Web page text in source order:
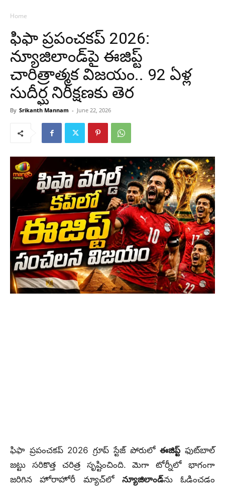
Home
ఫిఫా ప్రపంచకప్‌ 2026:
న్యూజిలాండ్‌పై ఈజిప్ట్
చారిత్రాత్మక విజయం.. 92 ఏళ్ల
సుదీర్ఘ నిరీక్షణకు తెర
By Srikanth Mannam - June 22, 2026
ఫిఫా ప్రపంచకప్ 2026 గ్రూప్ స్టేజ్ పోరులోఈజిప్ట్ఫుట్‌బాల్
జట్టు సరికొత్త చరిత్ర సృష్టించింది. మెగా టోర్నీలో భాగంగా
జరిగిన హోరాహోరీ మ్యాచ్‌లో న్యూజిలాండ్‌ను ఓడించడం